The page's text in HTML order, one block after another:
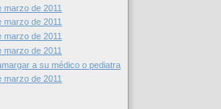
marzo de 2011
marzo de 2011
marzo de 2011
marzo de 2011
a su médico o pediatra
marzo de 2011